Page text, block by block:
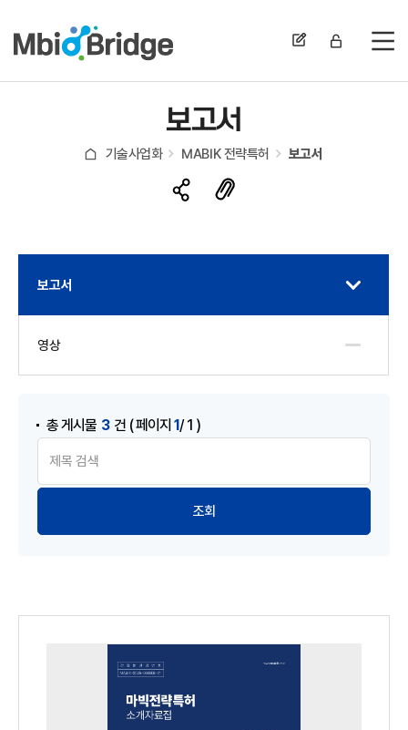
전
보고서
기술사업화 MABIK 전략특허 보고서
보고서
영상
총 게시물 3 건 ( 페이지 1/ 1 )